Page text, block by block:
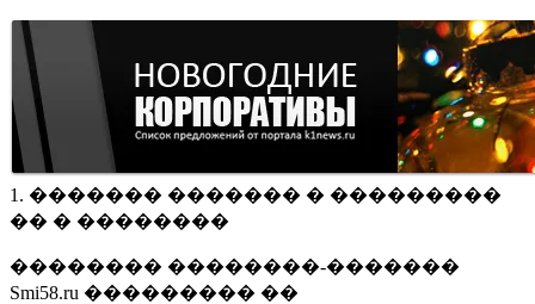
1. ������� ������� � ���������
�� � ��������
�������� ��������-�������
Smi58.ru ��������� ��